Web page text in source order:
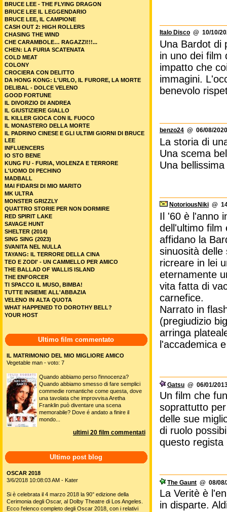
Italo Disco @ 10/10/
Una Bardot di
in uno dei film
impatto che
immagini.
benevolo
benzo24 @ 06/08/
La storia di
Una scema
Una
NotoriousNiki @
Il '60 è l'anno
dell'ultimo film
affidano la
sinuosità
ricreare in lei
eternamente
vita fatta di
carnefice.
Narrato in
(pregiudizio
arringa
l'accademica
Gatsu @ 06/01/
Un film che
soprattutto
delle sue
di ruolo
questo regista
The Gaunt @ 08/
La Veritè è
in disparte.
BRUCE LEE - THE FLYING DRAGON
BRUCE LEE IL LEGGENDARIO
BRUCE LEE, IL CAMPIONE
CASH OUT 2: HIGH ROLLERS
CHASING THE WIND
CHE CARAMBOLE… RAGAZZI!!!...
CHEN: LA FURIA SCATENATA
COLD MEAT
COLONY
CROCIERA CON DELITTO
DA HONG KONG: L'URLO, IL FURORE, LA MORTE
DELIBAL - DOLCE VELENO
GOOD FORTUNE
IL DIVORZIO DI ANDREA
IL GIUSTIZIERE GIALLO
IL KILLER GIOCA CON IL FUOCO
IL MONASTERO DELLA MORTE
IL PADRINO CINESE E GLI ULTIMI GIORNI DI BRUCE
LEE
INFLUENCERS
IO STO BENE
KUNG FU - FURIA, VIOLENZA E TERRORE
L'UOMO DI PECHINO
MADBALL
MAI FIDARSI DI MIO MARITO
MK ULTRA
MONSTER GRIZZLY
QUATTRO STORIE PER NON DORMIRE
RED SPIRIT LAKE
SAVAGE HUNT
SHELTER (2014)
SING SING (2023)
SVANITA NEL NULLA
TAYANG: IL TERRORE DELLA CINA
TEO E ZODI' - UN CAMMELLO PER AMICO
THE BALLAD OF WALLIS ISLAND
THE ENFORCER
TI SPACCO IL MUSO, BIMBA!
TUTTE INSIEME ALL'ABBAZIA
VELENO IN ALTA QUOTA
WHAT HAPPENED TO DOROTHY BELL?
YOUR HOST
Ultimo film commentato
IL MATRIMONIO DEL MIO MIGLIORE AMICO
Vegetable man - voto: 7
Quando abbiamo perso l'innocenza?
Quando abbiamo smesso di fare semplici
commedie romantiche come questa, dove
una tavolata che improvvisa Aretha
Franklin può diventare una scena
memorabile? Dove é andato a finire il
mondo...
ultimi 20 film commentati
Ultimo post blog
OSCAR 2018
3/6/2018 10:08:03 AM - Kater
Si è celebrata il 4 marzo 2018 la 90° edizione della
Cerimonia degli Oscar, al Dolby Theatre di Los Angeles.
Ecco l'elenco completo degli Oscar 2018, con i relativi